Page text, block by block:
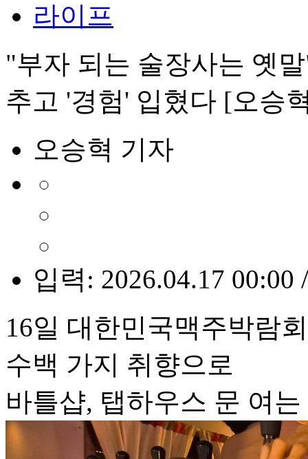
라이프
"부자 되는 술장사는 옛
추고 '경험' 입혔다 [오승
오승혁 기자
입력: 2026.04.17 00:00
16일 대한민국맥주박람
수백 가지 취향으로
바틀샵, 탭하우스 문 여